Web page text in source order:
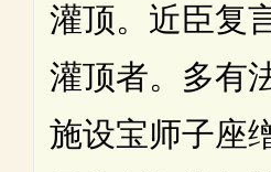
灌顶。近臣复
灌顶者。多有
施设宝师子座